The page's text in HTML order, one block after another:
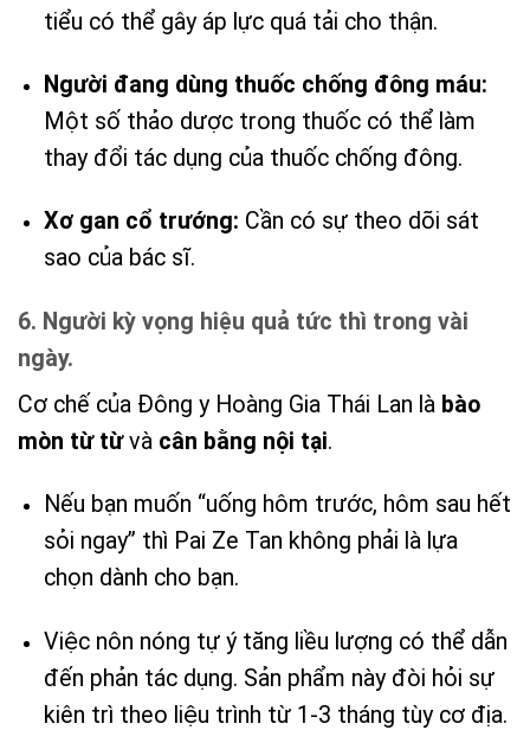
tiểu có thể gây áp lực quá tải cho thận.
Người đang dùng thuốc chống đông máu:
Một số thảo dược trong thuốc có thể làm
thay đổi tác dụng của thuốc chống đông.
Xơ gan cổ trướng: Cần có sự theo dõi sát
sao của bác sĩ.
6. Người kỳ vọng hiệu quả tức thì trong vài
ngày.
Cơ chế của Đông y Hoàng Gia Thái Lan là bào
mòn từ từvà cân bằng nội tại.
Nếu bạn muốn “uống hôm trước, hôm sau hết
sỏi ngay” thì Pai Ze Tan không phải là lựa
chọn dành cho bạn.
Việc nôn nóng tự ý tăng liều lượng có thể dẫn
đến phản tác dụng. Sản phẩm này đòi hỏi sự
kiên trì theo liệu trình từ 1-3 tháng tùy cơ địa.